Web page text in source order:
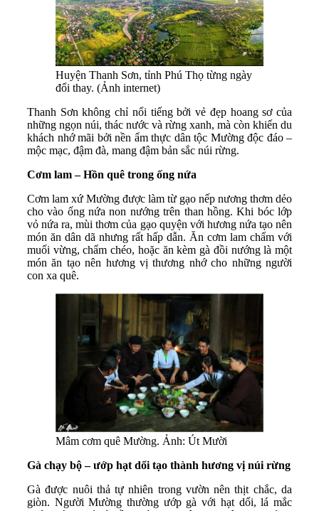
Huyện Thanh Sơn, tỉnh Phú Thọ từng ngày
đổi thay. (Ảnh internet)
Thanh Sơn không chỉ nổi tiếng bởi vẻ đẹp hoang sơ của
những ngọn núi, thác nước và rừng xanh, mà còn khiến du
khách nhớ mãi bởi nền ẩm thực dân tộc Mường độc đáo –
mộc mạc, đậm đà, mang đậm bản sắc núi rừng.
Cơm lam – Hồn quê trong ống nứa
Cơm lam xứ Mường được làm từ gạo nếp nương thơm dẻo
cho vào ống nứa non nướng trên than hồng. Khi bóc lớp
vỏ nứa ra, mùi thơm của gạo quyện với hương nứa tạo nên
món ăn dân dã nhưng rất hấp dẫn. Ăn cơm lam chấm với
muối vừng, chẩm chéo, hoặc ăn kèm gà đồi nướng là một
món ăn tạo nên hương vị thương nhớ cho những người
con xa quê.
Mâm cơm quê Mường. Ảnh: Út Mười
Gà chạy bộ – ướp hạt dổi tạo thành hương vị núi rừng
Gà được nuôi thả tự nhiên trong vườn nên thịt chắc, da
giòn. Người Mường thường ướp gà với hạt dổi, lá mắc